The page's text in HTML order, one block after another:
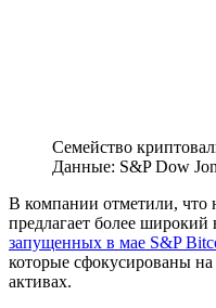
Семейство
Данные: S&P Dow
В компании отметили, что
предлагает более широкий
запущенных в мае S&P
которые сфокусированы
активах.